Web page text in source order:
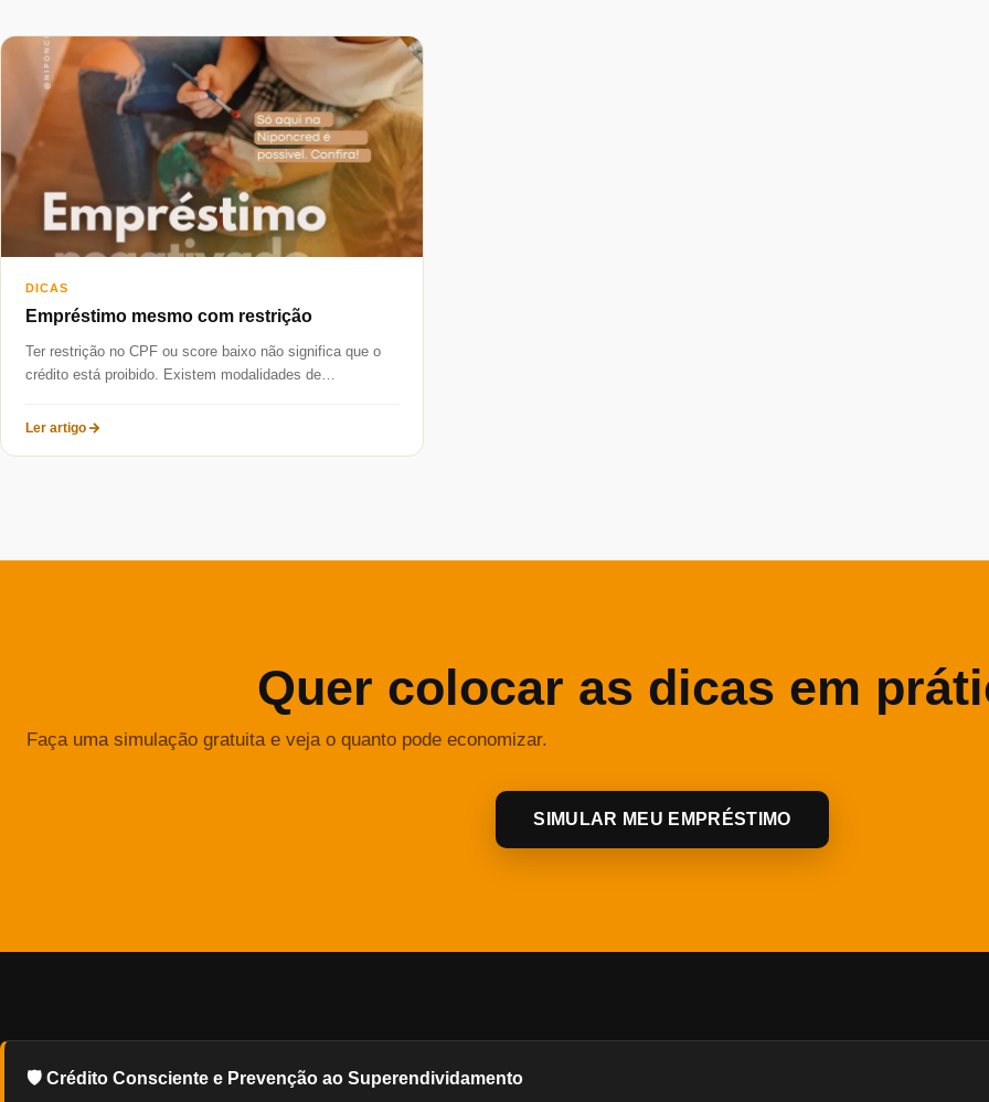
DICAS
Empréstimo mesmo com restrição
Ter restrição no CPF ou score baixo não significa que o
crédito está proibido. Existem modalidades de
Ler artigo
Quer colocar as dicas em
Faça uma simulação gratuita e veja o quanto pode economizar.
SIMULAR MEU EMPRÉSTIMO
🛡️ Crédito Consciente e Prevenção ao Superendividamento